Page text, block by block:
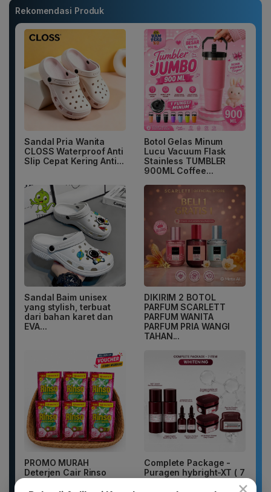
Rekomendasi Produk
Sandal Pria Wanita
CLOSS Waterproof Anti
Slip Cepat Kering Anti...
Botol Gelas Minum
Lucu Vacuum Flask
Stainless TUMBLER
900ML Coffee...
Sandal Baim unisex
yang stylish, terbuat
dari bahan karet dan
EVA...
DIKIRIM 2 BOTOL
PARFUM SCARLETT
PARFUM WANITA
PARFUM PRIA WANGI
TAHAN...
PROMO MURAH
Deterjen Cair Rinso
Complete Package -
Puragen hybright-XT ( 7